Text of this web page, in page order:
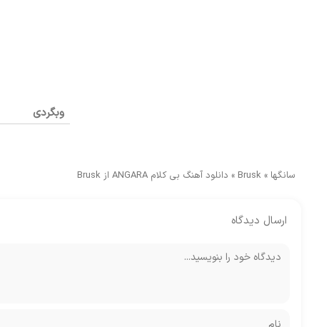
وبگردی
سانگها »
Brusk
» دانلود آهنگ بی کلام ANGARA از Brusk
ارسال دیدگاه